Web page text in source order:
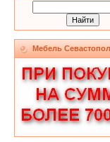
Мебель